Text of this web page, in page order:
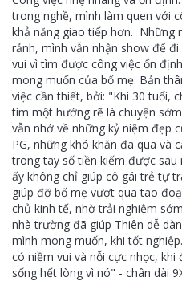
trong nghề, mình làm quen với
khả năng giao tiếp hơn. Những
rảnh, mình vẫn nhận show để
vui vì tìm được công việc ổn
mong muốn của bố mẹ. Bản
việc cần thiết, bởi: "Khi 30 tuổi,
tìm một hướng rẽ là chuyện
vẫn nhớ về những kỷ niệm đẹp
PG, những khó khăn đã qua và
trong tay số tiền kiếm được sau
ấy không chỉ giúp cô gái trẻ tự
giúp đỡ bố mẹ vượt qua tao
chủ kinh tế, nhờ trải nghiệm
nhà trường đã giúp Thiên dễ
mình mong muốn, khi tốt
có niềm vui và nỗi cực nhọc,
sống hết lòng vì nó" - chân dài